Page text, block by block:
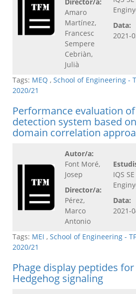
Amaro
Martínez,
Francesc
Sempere
Cebriàn,
Julià
Data:
2021-
Tags: MEQ , School of Engineering -
2020/21
Performance evaluation
detection system based
domain correlation
Autor/a:
Font Moré,
Josep
Director/a:
Pérez,
Marco
Antonio
IQS
Data:
2021-
Tags: MEI , School of Engineering -
2020/21
Phage display peptides
Hedgehog signaling